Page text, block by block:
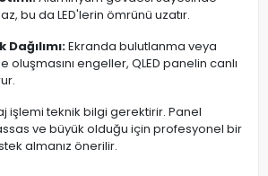
bu da LED'lerin ömrünü uzatır.
Dağılımı:Ekranda bulutlanma veya
oluşmasını engeller, QLED panelin canlı
işlemi teknik bilgi gerektirir. Panel
ve büyük olduğu için profesyonel bir
almanız önerilir.